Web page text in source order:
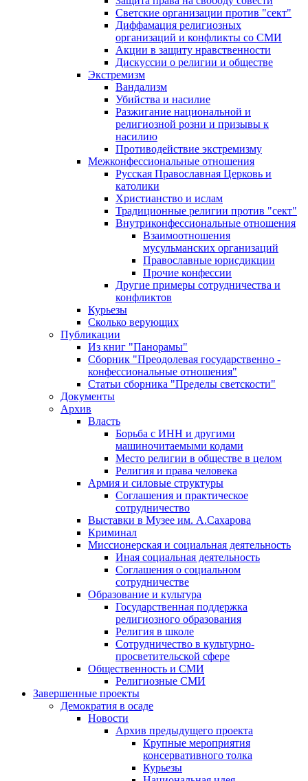
Светские организации против "сект"
Диффамация религиозных
организаций и конфликты со СМИ
Акции в защиту нравственности
Дискуссии о религии и обществе
Экстремизм
Вандализм
Убийства и насилие
Разжигание национальной и
религиозной розни и призывы к
насилию
Противодействие экстремизму
Межконфессиональные отношения
Русская Православная Церковь и
католики
Христианство и ислам
Традиционные религии против "сект"
Внутриконфессиональные отношения
Взаимоотношения
мусульманских организаций
Православные юрисдикции
Прочие конфессии
Другие примеры сотрудничества и
конфликтов
Курьезы
Сколько верующих
Публикации
Из книг "Панорамы"
Сборник "Преодолевая государственно -
конфессиональные отношения"
Статьи сборника "Пределы светскости"
Документы
Архив
Власть
Борьба с ИНН и другими
машиночитаемыми кодами
Место религии в обществе в целом
Религия и права человека
Армия и силовые структуры
Соглашения и практическое
сотрудничество
Выставки в Музее им. А.Сахарова
Криминал
Миссионерская и социальная деятельность
Иная социальная деятельность
Соглашения о социальном
сотрудничестве
Образование и культура
Государственная поддержка
религиозного образования
Религия в школе
Сотрудничество в культурно-
просветительской сфере
Общественность и СМИ
Религиозные СМИ
Завершенные проекты
Демократия в осаде
Новости
Архив предыдущего проекта
Крупные мероприятия
консервативного толка
Курьезы